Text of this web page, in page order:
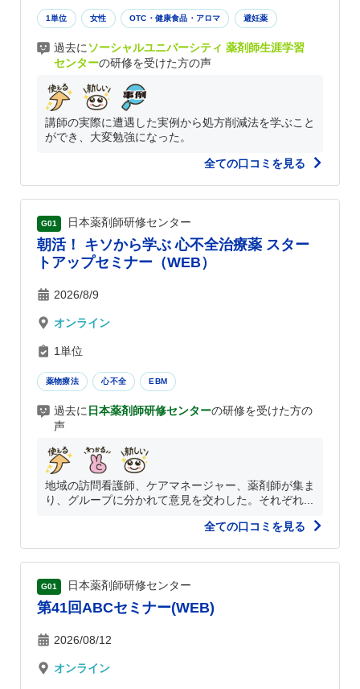
1単位 女性 OTC・健康食品・アロマ 避妊薬
過去にソーシャルユニバーシティ 薬剤師生涯学習
センターの研修を受けた方の声
講師の実際に遭遇した実例から処方削減法を学ぶこと
ができ、大変勉強になった。
全ての口コミを見る
G01 日本薬剤師研修センター
朝活！ キソから学ぶ 心不全治療薬 スター
トアップセミナー（WEB）
2026/8/9
オンライン
1単位
薬物療法 心不全 EBM
過去に 日本薬剤師研修センターの研修を受けた方の
声
地域の訪問看護師、ケアマネージャー、薬剤師が集ま
り、グループに分かれて意見を交わした。それぞれ...
全ての口コミを見る
G01 日本薬剤師研修センター
第41回ABCセミナー(WEB)
2026/08/12
オンライン